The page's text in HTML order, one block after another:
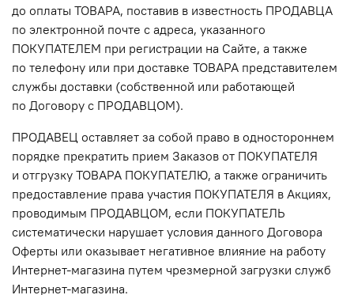
до оплаты ТОВАРА, поставив в известность ПРОДАВЦА
по электронной почте с адреса, указанного
ПОКУПАТЕЛЕМ при регистрации на Сайте, а также
по телефону или при доставке ТОВАРА представителем
службы доставки (собственной или работающей
по Договору с ПРОДАВЦОМ).
ПРОДАВЕЦ оставляет за собой право в одностороннем
порядке прекратить прием Заказов от ПОКУПАТЕЛЯ
и отгрузку ТОВАРА ПОКУПАТЕЛЮ, а также ограничить
предоставление права участия ПОКУПАТЕЛЯ в Акциях,
проводимым ПРОДАВЦОМ, если ПОКУПАТЕЛЬ
систематически нарушает условия данного Договора
Оферты или оказывает негативное влияние на работу
Интернет-магазина путем чрезмерной загрузки служб
Интернет-магазина.